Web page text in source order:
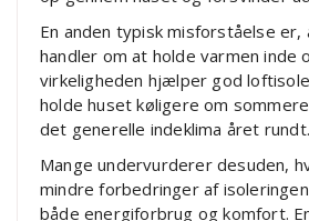
En anden typisk misforståelse er,
handler om at holde varmen inde
virkeligheden hjælper god
holde huset køligere om
det generelle indeklima året rundt.
Mange undervurderer desuden,
mindre forbedringer af
både energiforbrug og komfort.